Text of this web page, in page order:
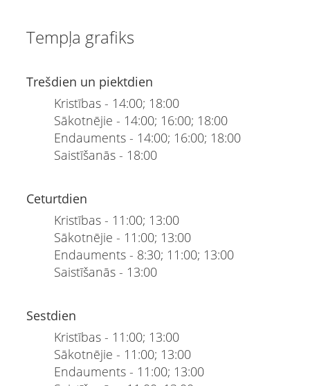
Tempļa grafiks
Trešdien un piektdien
Kristības - 14:00; 18:00
Sākotnējie - 14:00; 16:00; 18:00
Endauments - 14:00; 16:00; 18:00
Saistīšanās - 18:00
Ceturtdien
Kristības - 11:00; 13:00
Sākotnējie - 11:00; 13:00
Endauments - 8:30; 11:00; 13:00
Saistīšanās - 13:00
Sestdien
Kristības - 11:00; 13:00
Sākotnējie - 11:00; 13:00
Endauments - 11:00; 13:00